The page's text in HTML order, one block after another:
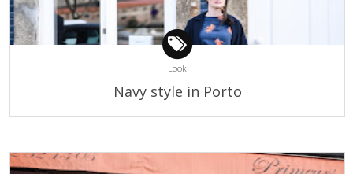
Look
Navy style in Porto